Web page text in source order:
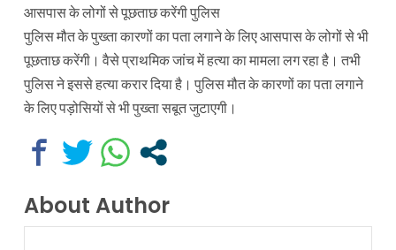
आसपास के लोगों से पूछताछ करेंगी पुलिस
पुलिस मौत के पुख्ता कारणों का पता लगाने के लिए आसपास के लोगों से भी
पूछताछ करेंगी। वैसे प्राथमिक जांच में हत्या का मामला लग रहा है। तभी
पुलिस ने इससे हत्या करार दिया है। पुलिस मौत के कारणों का पता लगाने
के लिए पड़ोसियों से भी पुख्ता सबूत जुटाएगी।
About Author